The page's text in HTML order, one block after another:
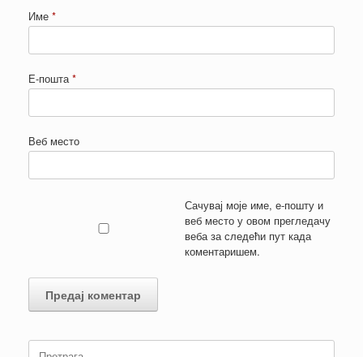
Име *
Е-пошта*
Веб место
Сачувај моје име, е-пошту и
веб место у овом прегледачу
веба за следећи пут када
коментаришем.
Претрага: